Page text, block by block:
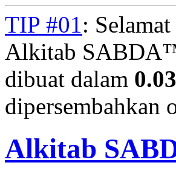
TIP #01:
Alkitab
dibuat dalam 0.03
dipersembahkan
Alkitab